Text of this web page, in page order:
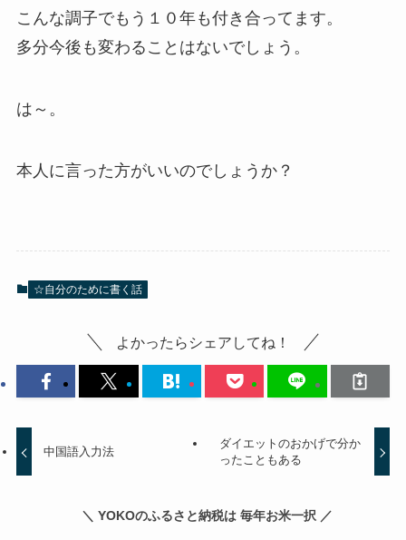
こんな調子でもう１０年も付き合ってます。
多分今後も変わることはないでしょう。
は～。
本人に言った方がいいのでしょうか？
☆自分のために書く話
よかったらシェアしてね！
中国語入力法
ダイエットのおかげで分か
ったこともある
＼ YOKOのふるさと納税は 毎年お米一択 ／